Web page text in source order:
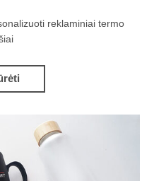
reklaminiai termo